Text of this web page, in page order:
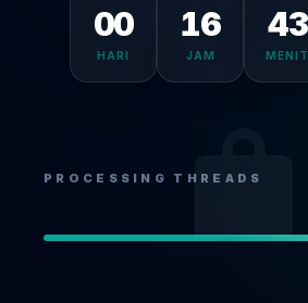
00
HARI
16
JAM
43
MENIT
PROCESSING THREADS